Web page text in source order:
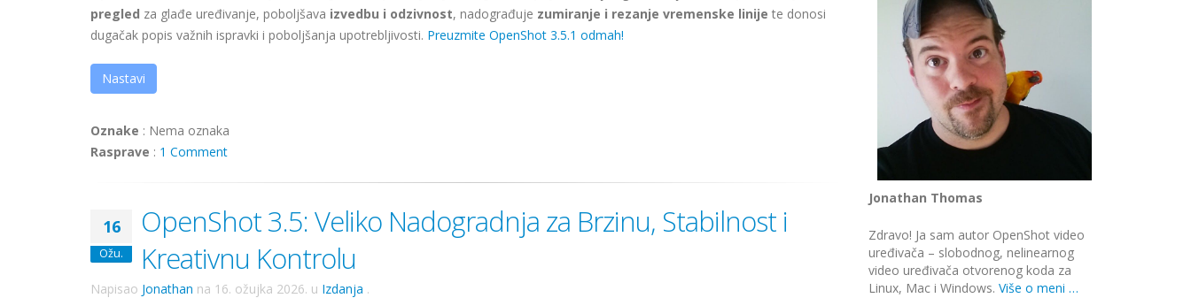
pregled za glađe uređivanje, poboljšava izvedbu i odzivnost, nadograđuje zumiranje i rezanje vremenske linije te donosi
dugačak popis važnih ispravki i poboljšanja upotrebljivosti. Preuzmite OpenShot 3.5.1 odmah!
Nastavi
Oznake : Nema oznaka
Rasprave : 1 Comment
16
Ožu.
OpenShot 3.5: Veliko Nadogradnja za Brzinu, Stabilnost i
Kreativnu Kontrolu
Napisao Jonathan na 16. ožujka 2026. u Izdanja .
Jonathan Thomas
Zdravo! Ja sam autor OpenShot video
uređivača – slobodnog, nelinearnog
video uređivača otvorenog koda za
Linux, Mac i Windows. Više o meni …